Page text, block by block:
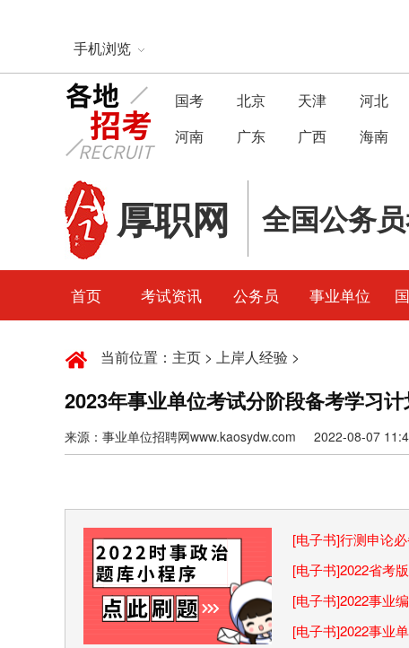
手机浏览
国考 北京 天津 河北
河南
广东 广西 海南
厚职网 全国公务
首页 考试资讯 公务员 事业单位
当前位置： 主页 > 上岸人经验 >
2023年事业单位考试分阶段备考学习计
来源：事业单位招聘网www.kaosydw.com 2022-08-07
[电子书]行测申论
巧
[电子书]2022省考
[电子书]2022事业
[电子书]2022事业